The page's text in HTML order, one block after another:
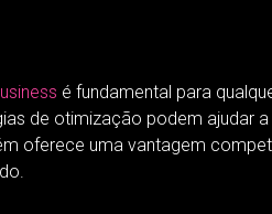
é fundamental para
de otimização podem ajudar
oferece uma vantagem